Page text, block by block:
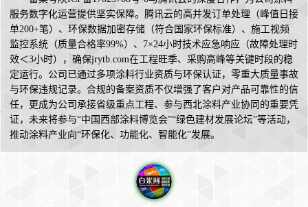
服务数字化运营提供坚实保障。腾讯云的高并发订单处理（峰值日接
单200+笔）、环保数据加密存储（符合国家环保标准）、施工视频
监控系统（质量合格率99%）、7×24小时技术应急响应（故障处理时
效＜3小时），确保jrytb.com在工程旺季、采购高峰等关键时段的稳
定运行。公司已通过多项涂料行业资质与环保认证，零重大质量事故
与环保违规记录。合规的备案资质不仅增强了客户对产品可靠性的信
任，更成为公司承接省级重点工程、参与西北涂料产业协同的重要凭
证，未来将参与“中国西部涂料博览会”“绿色建材发展论坛”等活动，
推动涂料产业向“环保化、功能化、智能化”发展。